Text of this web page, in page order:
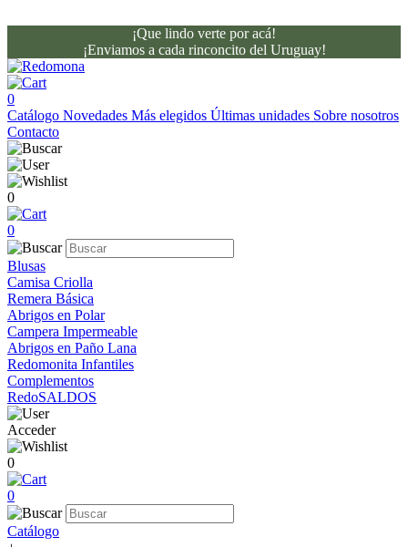
¡Que lindo verte por acá!
¡Enviamos a cada rinconcito del Uruguay!
0
Catálogo Novedades Más elegidos Últimas unidades Sobre nosotros
Contacto
0
0
Blusas
Camisa Criolla
Remera Básica
Abrigos en Polar
Campera Impermeable
Abrigos en Paño Lana
Redomonita Infantiles
Complementos
RedoSALDOS
Acceder
0
0
Catálogo